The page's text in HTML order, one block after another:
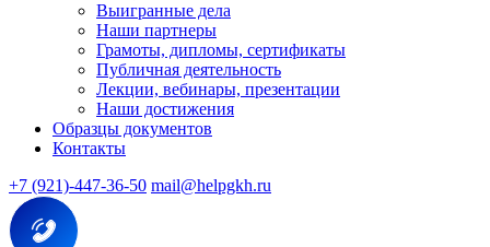
Выигранные дела
Наши партнеры
Грамоты, дипломы, сертификаты
Публичная деятельность
Лекции, вебинары, презентации
Наши достижения
Образцы документов
Контакты
+7 (921)-447-36-50 mail@helpgkh.ru